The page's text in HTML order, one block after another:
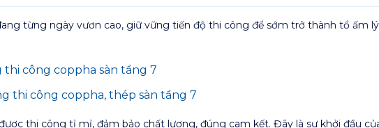
từng ngày vươn cao, giữ vững tiến độ thi công để sớm trở thành tổ ấm
thi công coppha sàn tầng 7
thi công coppha, thép sàn tầng 7
thi công tỉ mỉ, đảm bảo chất lượng, đúng cam kết. Đây là sự khởi đầu